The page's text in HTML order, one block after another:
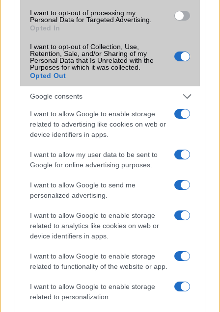
I want to opt-out of processing my
Personal Data for Targeted Advertising.
Opted In
I want to opt-out of Collection, Use,
Retention, Sale, and/or Sharing of my
Personal Data that Is Unrelated with the
Purposes for which it was collected.
Opted Out
Google consents
I want to allow Google to enable storage
related to advertising like cookies on web or
device identifiers in apps.
I want to allow my user data to be sent to
Google for online advertising purposes.
I want to allow Google to send me
personalized advertising.
I want to allow Google to enable storage
related to analytics like cookies on web or
device identifiers in apps.
I want to allow Google to enable storage
related to functionality of the website or app.
I want to allow Google to enable storage
related to personalization.
SAR
Nincs publikus adat!
N/A = Nincs adat. Legutóbbi frissítés: 2026-07-13 19:00:00
Apple iPhone 14 Pro Max
Nyugati GSM
250.000 Ft (használt)
Apple iPhone 16